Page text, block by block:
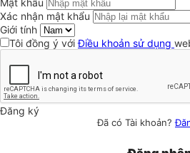
Mật khẩu
Xác nhận mật khẩu
Giới tính
Tôi đồng ý vớiĐiều khoản sử dụng
Đăng ký
Đã có Tài khoản?